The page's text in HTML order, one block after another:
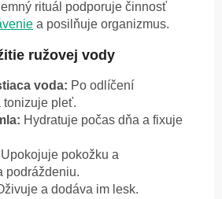
rituál podporuje činnosť
a posilňuje organizmus.
ružovej vody
voda: Po odlíčení
tonizuje pleť.
Hydratuje počas dňa a fixuje
Upokojuje pokožku a
podráždeniu.
a dodáva im lesk.